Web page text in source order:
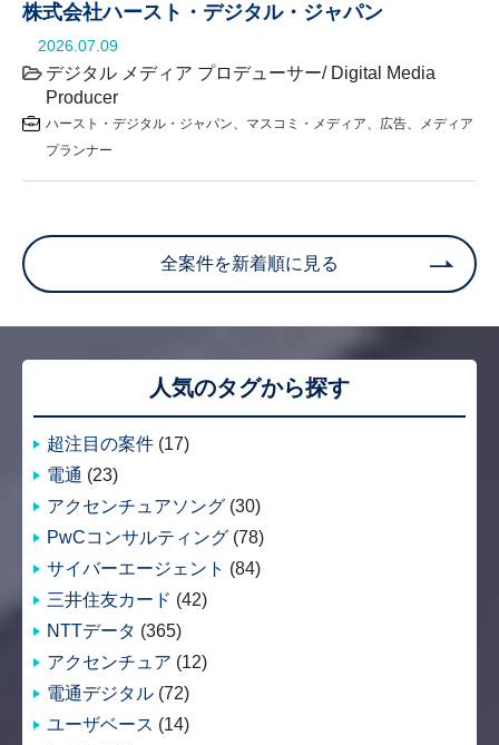
株式会社ハースト・デジタル・ジャパン
2026.07.09
デジタル メディア プロデューサー/ Digital Media
Producer
ハースト・デジタル・ジャパン マスコミ・メディア 広告
メディア
プランナー
全案件を新着順に見る
人気のタグから探す
超注目の案件 (17)
電通 (23)
アクセンチュアソング (30)
PwCコンサルティング (78)
サイバーエージェント (84)
三井住友カード (42)
NTTデータ (365)
アクセンチュア (12)
電通デジタル (72)
ユーザベース (14)